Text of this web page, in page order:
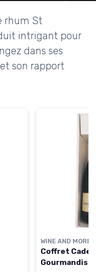
rhum St
intrigant pour
dans ses
son rapport
WINE AND MORE
Coffret